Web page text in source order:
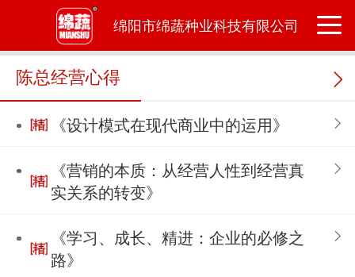
绵阳市绵蔬种业科技有限公司
陈总经营心得
《设计模式在现代商业中的运用》
《营销的本质：从经营人性到经营真
实关系的转变》
《学习、成长、精进：企业的必修之
路》